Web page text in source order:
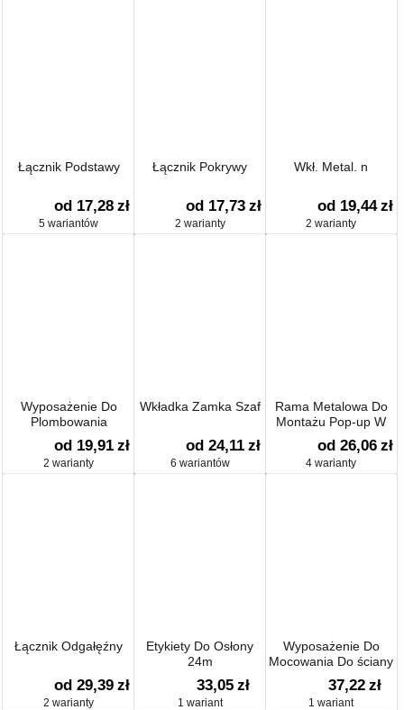
Łącznik Podstawy
od 17,28 zł
5 wariantów
Łącznik Pokrywy
od 17,73 zł
2 warianty
Wkł. Metal. n
od 19,44 zł
2 warianty
Wyposażenie Do
Plombowania
od 19,91 zł
2 warianty
Wkładka Zamka Szaf
od 24,11 zł
6 wariantów
Rama Metalowa Do
Montażu Pop-up W
Wylewkach
Betonowych
od 26,06 zł
4 warianty
Łącznik Odgałęźny
od 29,39 zł
2 warianty
Etykiety Do Osłony
24m
33,05 zł
1 wariant
Wyposażenie Do
Mocowania Do ściany
37,22 zł
1 wariant